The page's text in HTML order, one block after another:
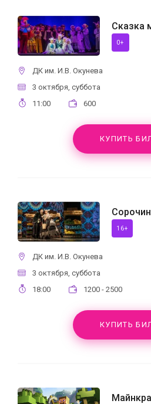
Сказка
0+
ДК им. И.В. Окунева
3 октября, суббота
11:00
600
КУПИТЬ
16+
ДК им. И.В. Окунева
3 октября, суббота
18:00
1200 - 2500
КУПИТЬ